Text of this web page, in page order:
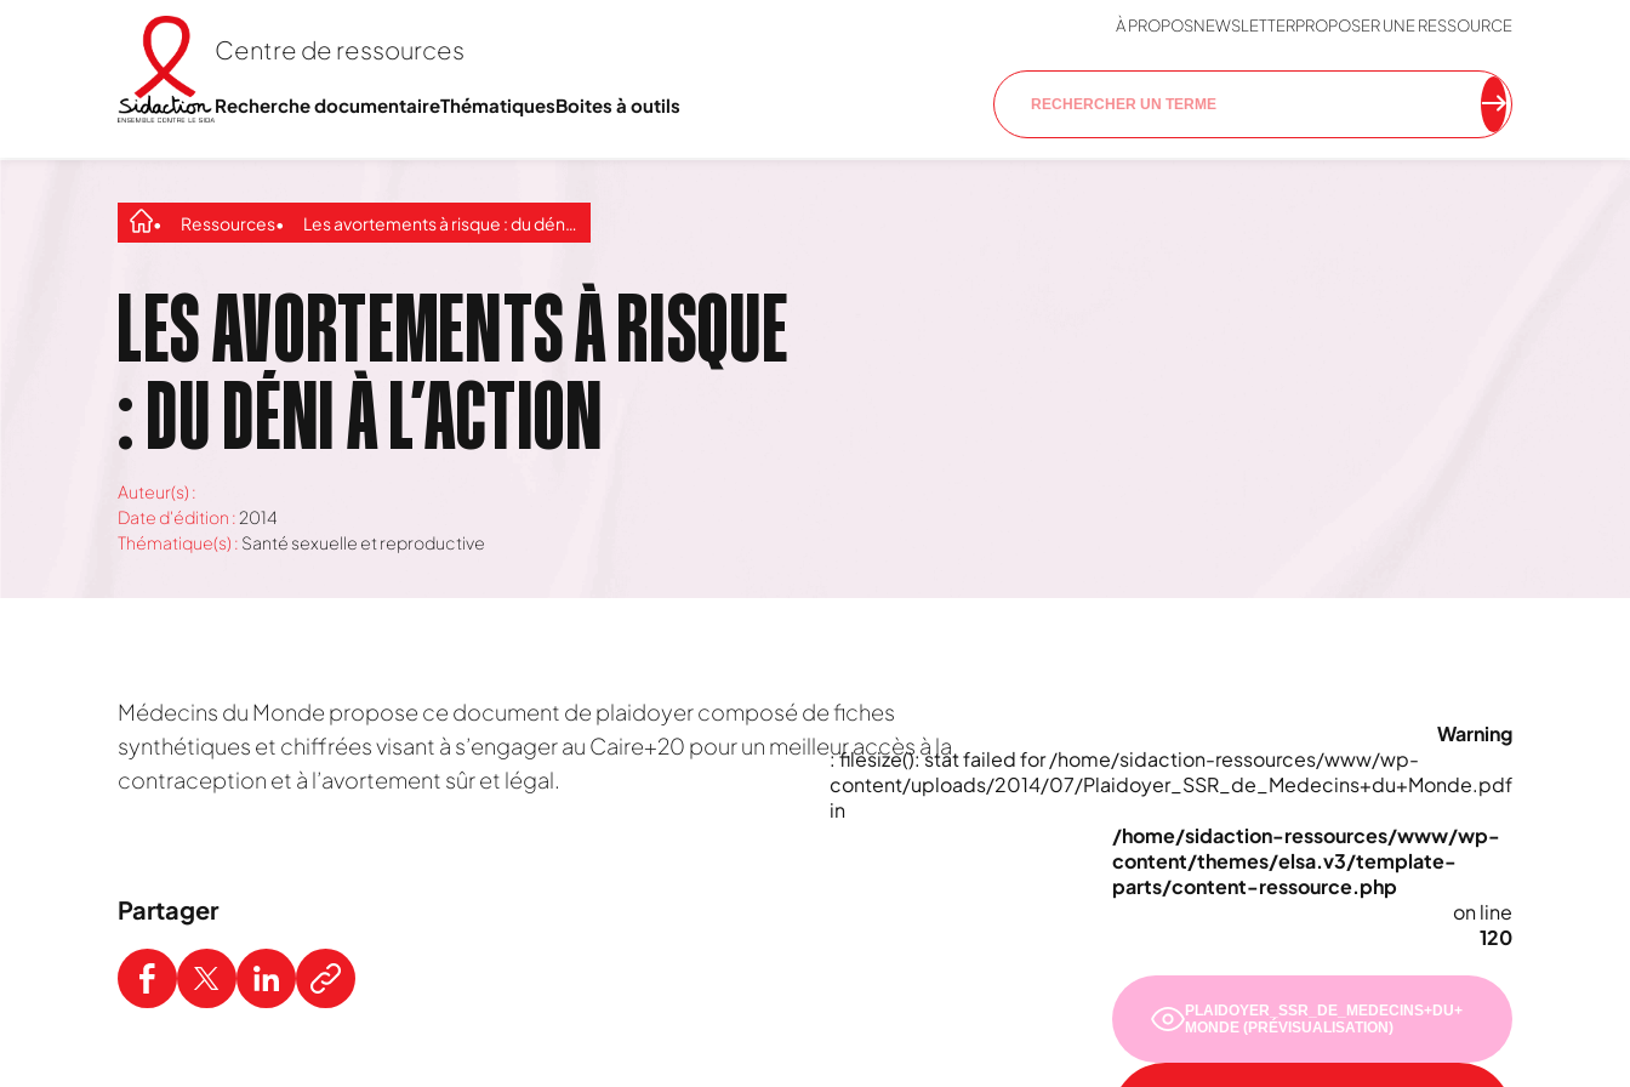
Centre de ressources
À PROPOSNEWSLETTERPROPOSER UNE RESSOURCE
Recherche documentaireThématiquesBoites à outils
Ressources Les avortements à risque : du déni à l’action
LES AVORTEMENTS À RISQUE
: DU DÉNI À L’ACTION
Auteur(s) :
Date d'édition : 2014
Thématique(s) : Santé sexuelle et reproductive
Médecins du Monde propose ce document de plaidoyer composé de fiches
synthétiques et chiffrées visant à s’engager au Caire+20 pour un meilleur accès à la
contraception et à l’avortement sûr et légal.
Partager
Warning
: filesize(): stat failed for /home/sidaction-ressources/www/wp-
content/uploads/2014/07/Plaidoyer_SSR_de_Medecins+du+Monde.pdf
in
/home/sidaction-ressources/www/wp-
content/themes/elsa.v3/template-
parts/content-ressource.php
on line
120
PLAIDOYER_SSR_DE_MEDECINS+DU+
MONDE (PRÉVISUALISATION)